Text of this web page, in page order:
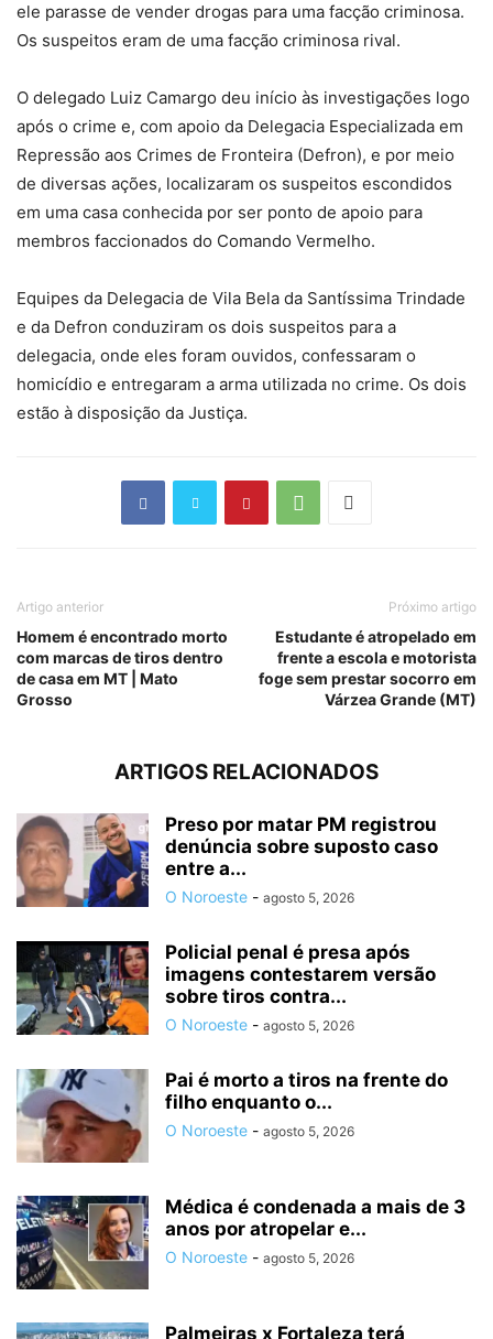
ele parasse de vender drogas para uma facção criminosa.
Os suspeitos eram de uma facção criminosa rival.
O delegado Luiz Camargo deu início às investigações logo
após o crime e, com apoio da Delegacia Especializada em
Repressão aos Crimes de Fronteira (Defron), e por meio
de diversas ações, localizaram os suspeitos escondidos
em uma casa conhecida por ser ponto de apoio para
membros faccionados do Comando Vermelho.
Equipes da Delegacia de Vila Bela da Santíssima Trindade
e da Defron conduziram os dois suspeitos para a
delegacia, onde eles foram ouvidos, confessaram o
homicídio e entregaram a arma utilizada no crime. Os dois
estão à disposição da Justiça.
Artigo anterior
Homem é encontrado morto
com marcas de tiros dentro
de casa em MT | Mato
Grosso
Próximo artigo
Estudante é atropelado em
frente a escola e motorista
foge sem prestar socorro em
Várzea Grande (MT)
ARTIGOS RELACIONADOS
Preso por matar PM registrou
denúncia sobre suposto caso
entre a...
O Noroeste - agosto 5, 2026
Policial penal é presa após
imagens contestarem versão
sobre tiros contra...
O Noroeste - agosto 5, 2026
Pai é morto a tiros na frente do
filho enquanto o...
O Noroeste - agosto 5, 2026
Médica é condenada a mais de 3
anos por atropelar e...
O Noroeste - agosto 5, 2026
Palmeiras x Fortaleza terá